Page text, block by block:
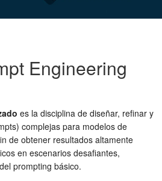
Engineering
es la disciplina de diseñar, refinar y
complejas para modelos de
de obtener resultados altamente
en escenarios desafiantes,
prompting básico.